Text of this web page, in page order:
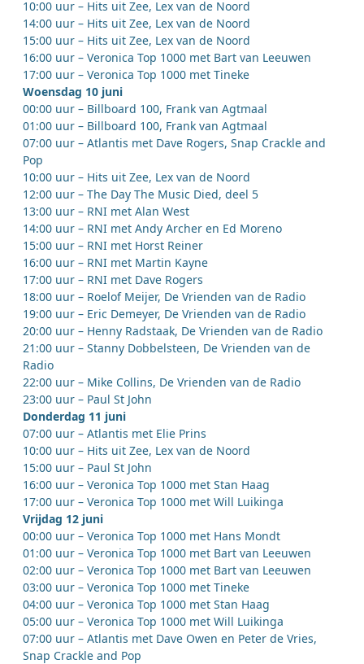
10:00 uur – Hits uit Zee, Lex van de Noord
14:00 uur – Hits uit Zee, Lex van de Noord
15:00 uur – Hits uit Zee, Lex van de Noord
16:00 uur – Veronica Top 1000 met Bart van Leeuwen
17:00 uur – Veronica Top 1000 met Tineke
Woensdag 10 juni
00:00 uur – Billboard 100, Frank van Agtmaal
01:00 uur – Billboard 100, Frank van Agtmaal
07:00 uur – Atlantis met Dave Rogers, Snap Crackle and
Pop
10:00 uur – Hits uit Zee, Lex van de Noord
12:00 uur – The Day The Music Died, deel 5
13:00 uur – RNI met Alan West
14:00 uur – RNI met Andy Archer en Ed Moreno
15:00 uur – RNI met Horst Reiner
16:00 uur – RNI met Martin Kayne
17:00 uur – RNI met Dave Rogers
18:00 uur – Roelof Meijer, De Vrienden van de Radio
19:00 uur – Eric Demeyer, De Vrienden van de Radio
20:00 uur – Henny Radstaak, De Vrienden van de Radio
21:00 uur – Stanny Dobbelsteen, De Vrienden van de
Radio
22:00 uur – Mike Collins, De Vrienden van de Radio
23:00 uur – Paul St John
Donderdag 11 juni
07:00 uur – Atlantis met Elie Prins
10:00 uur – Hits uit Zee, Lex van de Noord
15:00 uur – Paul St John
16:00 uur – Veronica Top 1000 met Stan Haag
17:00 uur – Veronica Top 1000 met Will Luikinga
Vrijdag 12 juni
00:00 uur – Veronica Top 1000 met Hans Mondt
01:00 uur – Veronica Top 1000 met Bart van Leeuwen
02:00 uur – Veronica Top 1000 met Bart van Leeuwen
03:00 uur – Veronica Top 1000 met Tineke
04:00 uur – Veronica Top 1000 met Stan Haag
05:00 uur – Veronica Top 1000 met Will Luikinga
07:00 uur – Atlantis met Dave Owen en Peter de Vries,
Snap Crackle and Pop